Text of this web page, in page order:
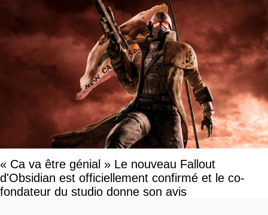
« Ca va être génial » Le nouveau Fallout
d'Obsidian est officiellement confirmé et le co-
fondateur du studio donne son avis